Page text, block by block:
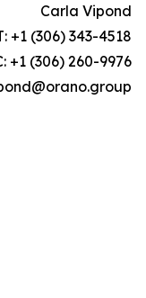
Carla Vipond
+1 (306) 343-4518
+1 (306) 260-9976